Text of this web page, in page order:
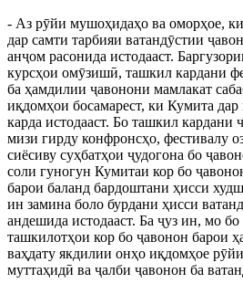
- Аз рӯйи мушоҳидаҳо ва оморҳое,
дар самти тарбияи ватандӯстии
анҷом расонида истодааст.
курсҳои омӯзишӣ, ташкил кардани
ба ҳамдилии ҷавонони мамлакат
иқдомҳои босамарест, ки Кумита дар
карда истодааст. Бо ташкил кардани
мизи гирду конфронсҳо, фестивалу
сиёсиву суҳбатҳои ҷудогона бо
соли гуногун Кумитаи кор бо
барои баланд бардоштани ҳисси
ин замина боло бурдани ҳисси
андешида истодааст. Ба ҷуз ин, мо
ташкилотҳои кор бо ҷавонон барои
ваҳдату якдилии онҳо иқдомҳое
муттаҳидӣ ва ҷалби ҷавонон ба